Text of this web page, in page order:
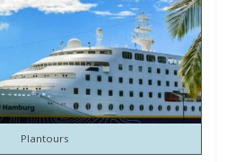
Plantours